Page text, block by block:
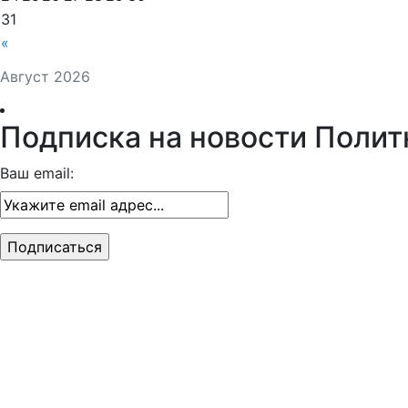
Август 2026
«
31
Подписка на новости
Ваш email: